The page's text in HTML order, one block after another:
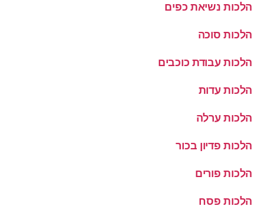
הלכות נשיאת כפים
הלכות סוכה
הלכות עבודת כוכבים
הלכות עדות
הלכות ערלה
הלכות פדיון בכור
הלכות פורים
הלכות פסח